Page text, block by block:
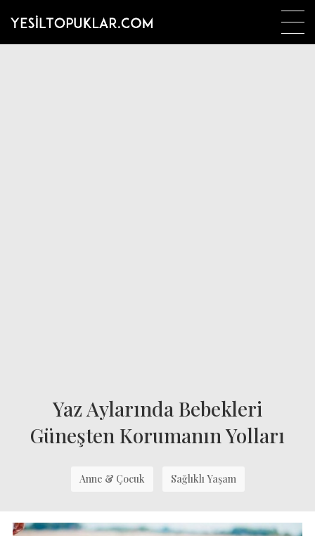
Yaz Aylarında Bebekleri
Güneşten Korumanın Yolları
Anne & Çocuk Sağlıklı Yaşam